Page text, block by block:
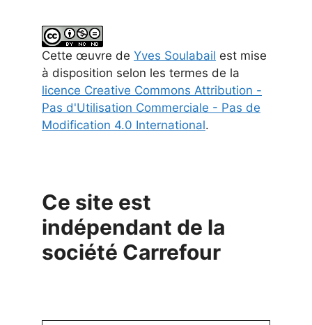
Cette œuvre de Yves Soulabail est mise
à disposition selon les termes de la
licence Creative Commons Attribution -
Pas d'Utilisation Commerciale - Pas de
Modification 4.0 International.
Ce site est
indépendant de la
société Carrefour